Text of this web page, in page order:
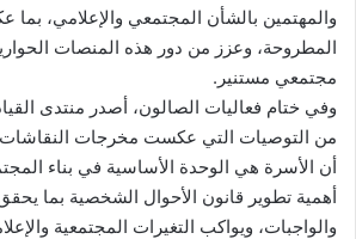
والمهتمين بالشأن المجتمعي والإعلامي،
المطروحة، وعزز من دور هذه المنصات
مجتمعي مستنير.
وفي ختام فعاليات الصالون، أصدر منتدى
من التوصيات التي عكست مخرجات النقاشات،
أن الأسرة هي الوحدة الأساسية في بناء
أهمية تطوير قانون الأحوال الشخصية بما
والواجبات، ويواكب التغيرات المجتمعية